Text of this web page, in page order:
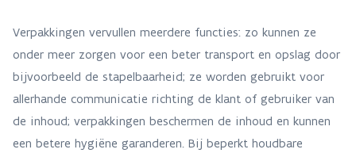
Verpakkingen vervullen meerdere functies: zo kunnen ze
onder meer zorgen voor een beter transport en opslag door
bijvoorbeeld de stapelbaarheid; ze worden gebruikt voor
allerhande communicatie richting de klant of gebruiker van
de inhoud; verpakkingen beschermen de inhoud en kunnen
een betere hygiëne garanderen. Bij beperkt houdbare